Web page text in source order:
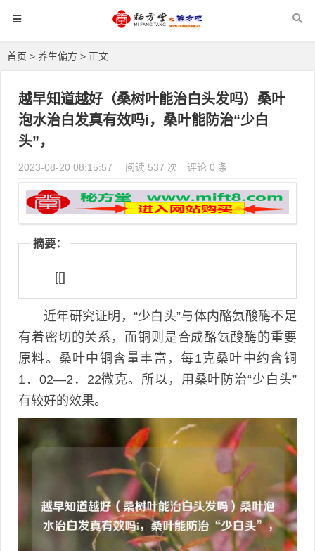
首页 > 养生偏方 > 正文
越早知道越好（桑树叶能治白头发吗）桑叶
泡水治白发真有效吗i，桑叶能防治“少白
头”，
2023-08-20 08:15:57 阅读 537 次 评论 0 条
摘要：
[[]
近年研究证明，“少白头”与体内酪氨酸酶不足
有着密切的关系，而铜则是合成酪氨酸酶的重要
原料。桑叶中铜含量丰富，每1克桑叶中约含铜
1．02—2．22微克。所以，用桑叶防治“少白头”
有较好的效果。